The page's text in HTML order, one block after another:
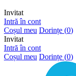
Invitat
Intră în cont
Coșul meu Dorințe (0)
Invitat
Intră în cont
Coșul meu Dorințe (0)